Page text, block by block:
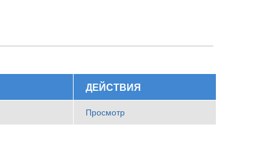
ДЕЙСТВИЯ
Просмотр